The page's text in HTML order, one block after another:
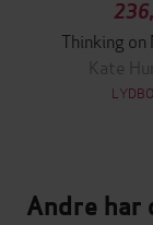
Thinking
Kate
Andre har